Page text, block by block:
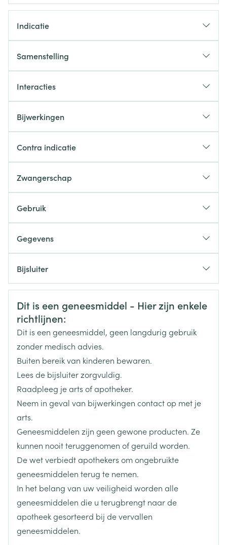
Indicatie
Samenstelling
Interacties
Bijwerkingen
Contra indicatie
Zwangerschap
Gebruik
Gegevens
Organisaties Aurobindo
Merken
Breedte 86 mm
Lengte
Diepte 40 mm
Ingrediënten
silodosine
Behoud Kamertemperatuur (15°C - 25°C)
Bijsluiter
Nederlands
Duits Frans
Veiligheidsinformatie
Dit is een geneesmiddel - Hier zijn enkele
richtlijnen:
Dit is een geneesmiddel, geen langdurig gebruik
zonder medisch advies.
Buiten bereik van kinderen bewaren.
Lees de bijsluiter zorgvuldig.
Raadpleeg je arts of apotheker.
Neem in geval van bijwerkingen contact op met je
arts.
Geneesmiddelen zijn geen gewone producten. Ze
kunnen nooit teruggenomen of geruild worden.
De wet verbiedt apothekers om ongebruikte
geneesmiddelen terug te nemen.
In het belang van uw veiligheid worden alle
geneesmiddelen die u terugbrengt naar de
apotheek gesorteerd bij de vervallen
geneesmiddelen.